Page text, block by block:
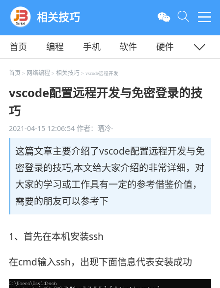
相关技巧
首页 编程 手机 软件
硬件
教程
平面 服务器
首页 > 网络编程 > 相关技巧 > vscode远程开发
vscode配置远程开发与免密登录的技
巧
2021-04-15 12:06:54作者：晒冷-
这篇文章主要介绍了vscode配置远程开发与免
密登录的技巧,本文给大家介绍的非常详细，对
大家的学习或工作具有一定的参考借鉴价值，
需要的朋友可以参考下
1、首先在本机安装ssh
在cmd输入ssh，出现下面信息代表安装成功